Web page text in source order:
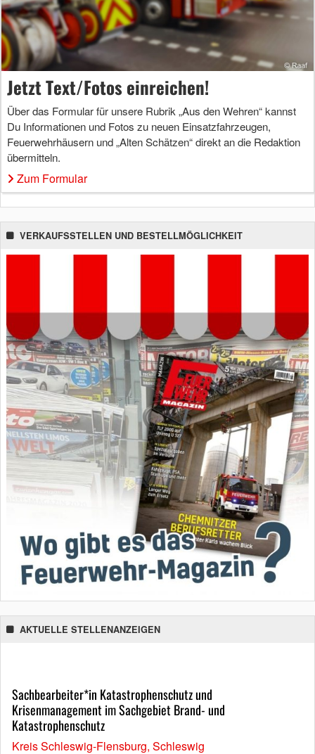
Jetzt Text/Fotos einreichen!
Über das Formular für unsere Rubrik „Aus den Wehren“ kannst
Du Informationen und Fotos zu neuen Einsatzfahrzeugen,
Feuerwehrhäusern und „Alten Schätzen“ direkt an die Redaktion
übermitteln.
Zum Formular
VERKAUFSSTELLEN UND BESTELLMÖGLICHKEIT
AKTUELLE STELLENANZEIGEN
Sachbearbeiter*in Katastrophenschutz und
Krisenmanagement im Sachgebiet Brand- und
Katastrophenschutz
Kreis Schleswig-Flensburg, Schleswig